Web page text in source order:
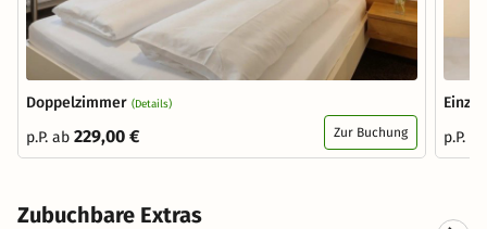
Doppelzimmer (Details)
p.P. ab 229,00 € Zur Buchung
p.P.
Zubuchbare Extras